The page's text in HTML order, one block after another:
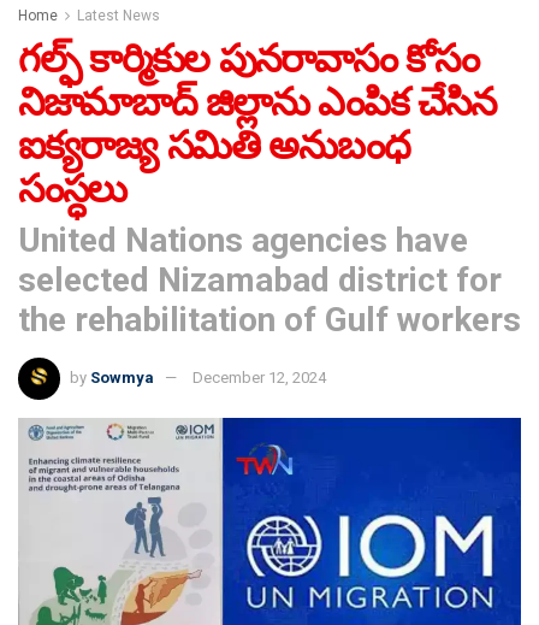
Home Latest News
గల్ఫ్ కార్మికుల పునరావాసం కోసం
నిజామాబాద్ జిల్లాను ఎంపిక చేసిన
ఐక్యరాజ్య సమితి అనుబంధ
సంస్ధలు
United Nations agencies have
selected Nizamabad district for
the rehabilitation of Gulf workers
by Sowmya December 12, 2024